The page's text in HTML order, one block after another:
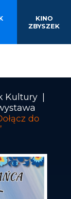
KINO
ZBYSZEK
Kultury
do